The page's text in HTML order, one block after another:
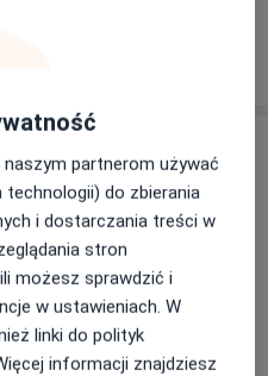
partnerom używać
technologii) do zbierania
i dostarczania treści w
stron
możesz sprawdzić i
w ustawieniach. W
linki do polityk
informacji znajdziesz